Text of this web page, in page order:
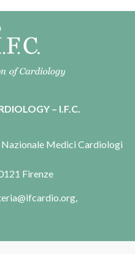
– I.F.C.
Nazionale Medici Cardiologi
Firenze